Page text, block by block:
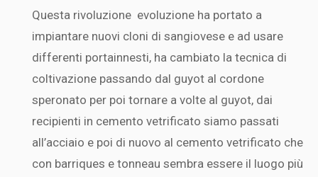
Questa rivoluzione evoluzione ha portato a
impiantare nuovi cloni di sangiovese e ad usare
differenti portainnesti, ha cambiato la tecnica di
coltivazione passando dal guyot al cordone
speronato per poi tornare a volte al guyot, dai
recipienti in cemento vetrificato siamo passati
all’acciaio e poi di nuovo al cemento vetrificato che
con barriques e tonneau sembra essere il luogo più